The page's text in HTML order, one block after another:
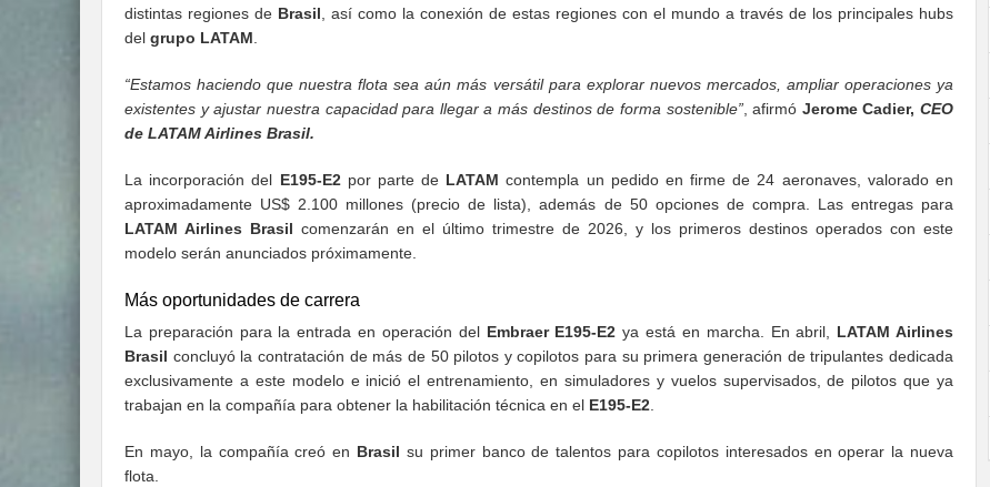
distintas regiones de Brasil, así como la conexión de estas regiones con el mundo a través de los principales hubs
del grupo LATAM.
“Estamos haciendo que nuestra flota sea aún más versátil para explorar nuevos mercados, ampliar operaciones ya
existentes y ajustar nuestra capacidad para llegar a más destinos de forma sostenible”, afirmó Jerome Cadier, CEO
de LATAM Airlines Brasil.
La incorporación del E195-E2por parte de LATAM contempla un pedido en firme de 24 aeronaves, valorado en
aproximadamente US$ 2.100 millones (precio de lista), además de 50 opciones de compra. Las entregas para
LATAM Airlines Brasil comenzarán en el último trimestre de 2026, y los primeros destinos operados con este
modelo serán anunciados próximamente.
Más oportunidades de carrera
La preparación para la entrada en operación del Embraer E195-E2 ya está en marcha. En abril, LATAM Airlines
Brasil concluyó la contratación de más de 50 pilotos y copilotos para su primera generación de tripulantes dedicada
exclusivamente a este modelo e inició el entrenamiento, en simuladores y vuelos supervisados, de pilotos que ya
trabajan en la compañía para obtener la habilitación técnica en el E195-E2.
En mayo, la compañía creó en Brasil su primer banco de talentos para copilotos interesados en operar la nueva
flota.